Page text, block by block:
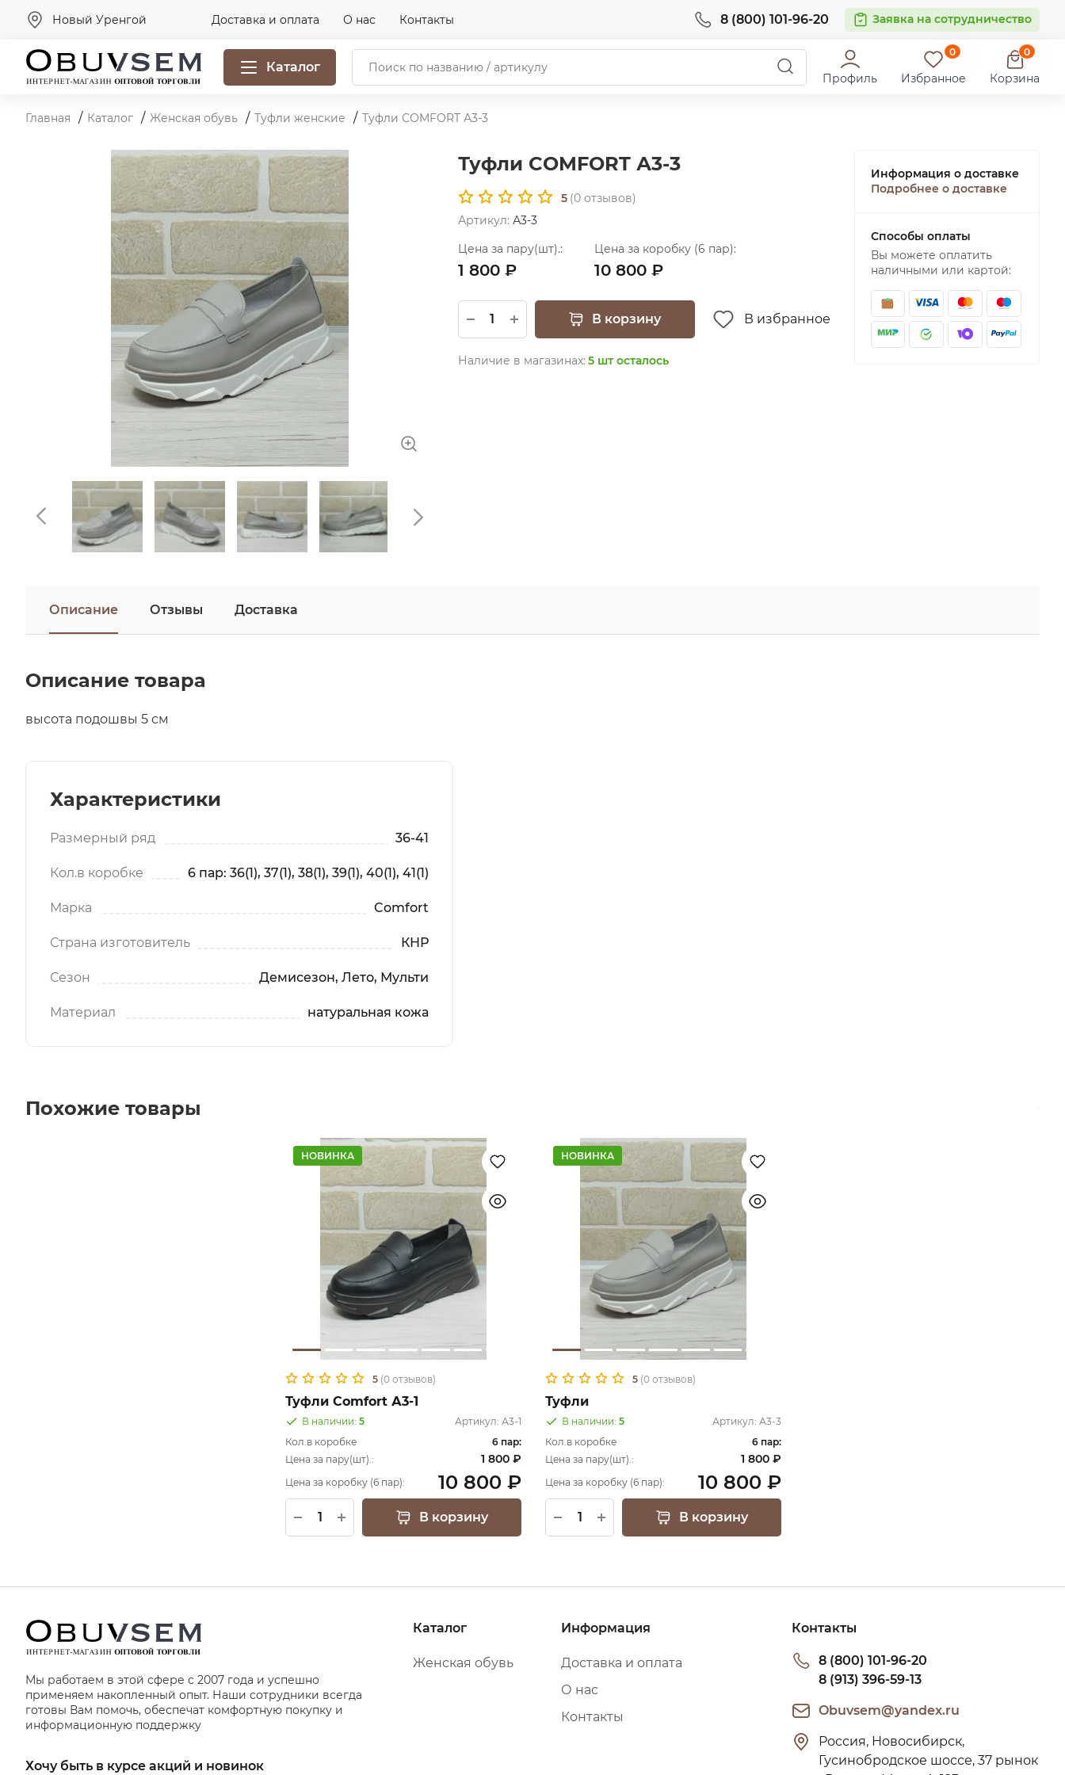
Новый Уренгой Доставка и оплата О нас Контакты 8 (800) 101-96-20 Заявка на сотрудничество
Каталог
Профиль
0
Избранное
0
Корзина
Главная Каталог Женская обувь Туфли женские Туфли COMFORT А3-3
Туфли COMFORT А3-3
5 (0отзывов)
Артикул: А3-3
Цена за пару(шт).:
1 800 ₽
Цена за коробку (6 пар):
10 800 ₽
В корзину В избранное
Наличие в магазинах: 5 шт осталось
Информация о доставке
Подробнее о доставке
Способы оплаты
Вы можете оплатить
наличными или картой:
Описание Отзывы Доставка
Описание товара
высота подошвы 5 см
Характеристики
Размерный ряд 36-41
Кол.в коробке 6 пар: 36(1), 37(1), 38(1), 39(1), 40(1), 41(1)
Марка Comfort
Страна изготовитель КНР
Сезон Демисезон, Лето, Мульти
Материал натуральная кожа
Похожие товары
НОВИНКА
5 (0 отзывов)
Туфли Comfort А3-1
В наличии: 5 Артикул: А3-1
Кол.в коробке
6 пар:
Цена за пару(шт).:
1 800 ₽
Цена за коробку (6 пар): 10 800 ₽
В корзину
НОВИНКА
5 (0 отзывов)
Туфли
В наличии: 5 Артикул: А3-3
Кол.в коробке
6 пар:
Цена за пару(шт).:
1 800 ₽
Цена за коробку (6 пар): 10 800 ₽
В корзину
Мы работаем в этой сфере с 2007 года и успешно
применяем накопленный опыт. Наши сотрудники всегда
готовы Вам помочь, обеспечат комфортную покупку и
информационную поддержку
Хочу быть в курсе акций и новинок
Каталог
Женская обувь
Информация
Доставка и оплата
О нас
Контакты
Контакты
8 (800) 101-96-20
8 (913) 396-59-13
Obuvsem@yandex.ru
Россия, Новосибирск,
Гусинобродское шоссе, 37 рынок